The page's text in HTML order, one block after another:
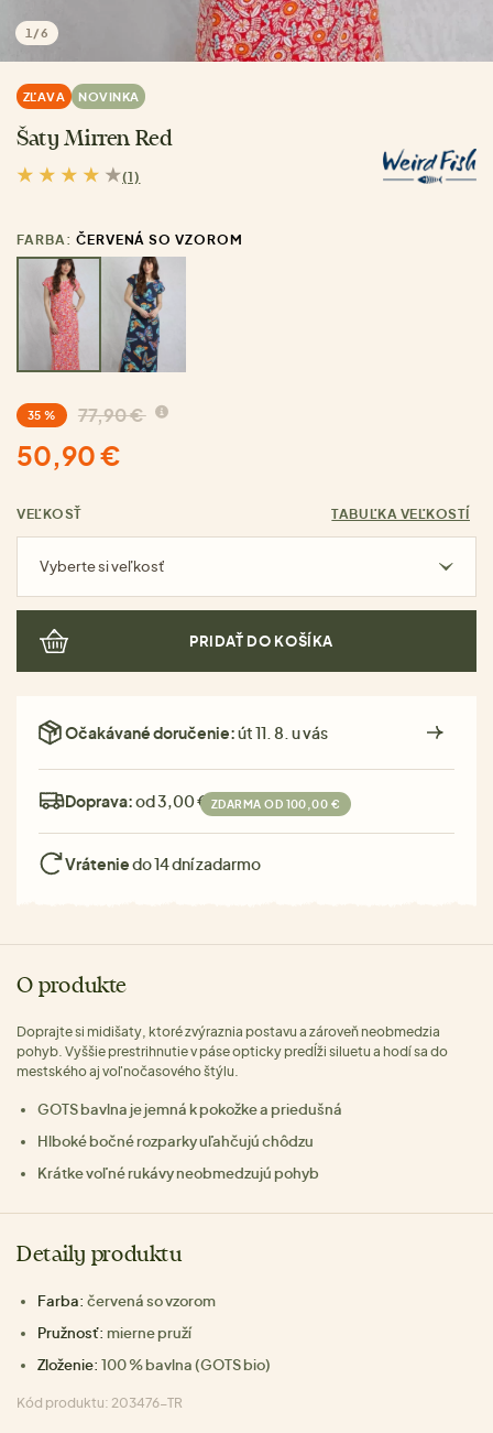
1 /6
ZĽAVA NOVINKA
Šaty Mirren Red
(1)
FARBA: ČERVENÁ SO VZOROM
35 % 77,90 €
50,90 €
VEĽKOSŤ TABUĽKA VEĽKOSTÍ
Vyberte si veľkosť
PRIDAŤ DO KOŠÍKA
Očakávané doručenie:út 11. 8. u vás
Doprava:od 3,00 € ZDARMA OD 100,00 €
Vráteniedo 14 dní zadarmo
O produkte
Doprajte si midišaty, ktoré zvýraznia postavu a zároveň neobmedzia
pohyb. Vyššie prestrihnutie v páse opticky predĺži siluetu a hodí sa do
mestského aj voľnočasového štýlu.
GOTS bavlna je jemná k pokožke a priedušná
Hlboké bočné rozparky uľahčujú chôdzu
Krátke voľné rukávy neobmedzujú pohyb
Detaily produktu
Farba: červená so vzorom
Pružnosť: mierne pruží
Zloženie: 100 % bavlna (GOTS bio)
Kód produktu: 203476-TR